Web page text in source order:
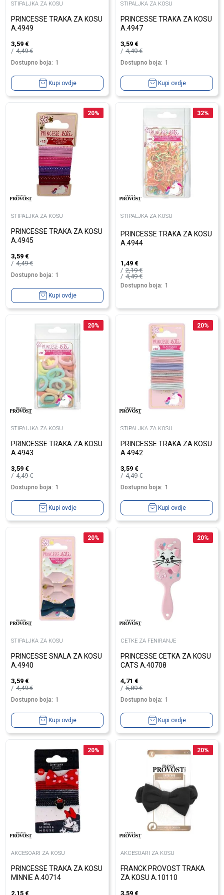
STIPALJKA ZA KOSU
PRINCESSE TRAKA ZA KOSU
A.4949
3,59 €
4,49€
Dostupno boja: 1
Kupi ovdje
STIPALJKA ZA KOSU
PRINCESSE TRAKA ZA KOSU
A.4947
3,59 €
4,49€
Dostupno boja: 1
Kupi ovdje
20%
STIPALJKA ZA KOSU
PRINCESSE TRAKA ZA KOSU
A.4945
3,59 €
4,49€
Dostupno boja: 1
Kupi ovdje
32%
STIPALJKA ZA KOSU
PRINCESSE TRAKA ZA KOSU
A.4944
1,49 €
2,19€
4,49€
Dostupno boja: 1
20%
STIPALJKA ZA KOSU
PRINCESSE TRAKA ZA KOSU
A.4943
3,59 €
4,49€
Dostupno boja: 1
Kupi ovdje
20%
STIPALJKA ZA KOSU
PRINCESSE TRAKA ZA KOSU
A.4942
3,59 €
4,49€
Dostupno boja: 1
Kupi ovdje
20%
STIPALJKA ZA KOSU
PRINCESSE SNALA ZA KOSU
A.4940
3,59 €
4,49€
Dostupno boja: 1
Kupi ovdje
20%
CETKE ZA FENIRANJE
PRINCESSE CETKA ZA KOSU
CATS A.40708
4,71 €
5,89€
Dostupno boja: 1
Kupi ovdje
20%
AKCESOARI ZA KOSU
PRINCESSE TRAKA ZA KOSU
MINNIE A.40714
2,15 €
20%
AKCESOARI ZA KOSU
FRANCK PROVOST TRAKA
ZA KOSU A.10110
3,59 €